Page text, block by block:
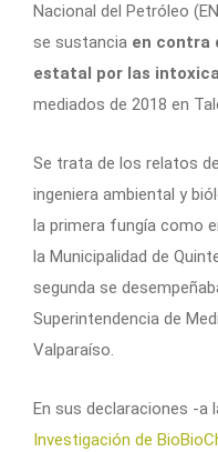
Nacional del Petróleo
se sustancia en contra
estatal por las
mediados de 2018 en
Se trata de los relatos
ingeniera ambiental y
la primera fungía como
la Municipalidad de
segunda se
Superintendencia de
Valparaíso.
En sus declaraciones -a
Investigación de